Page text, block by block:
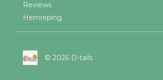
Reviews
Herroeping
© 2026 D-tails